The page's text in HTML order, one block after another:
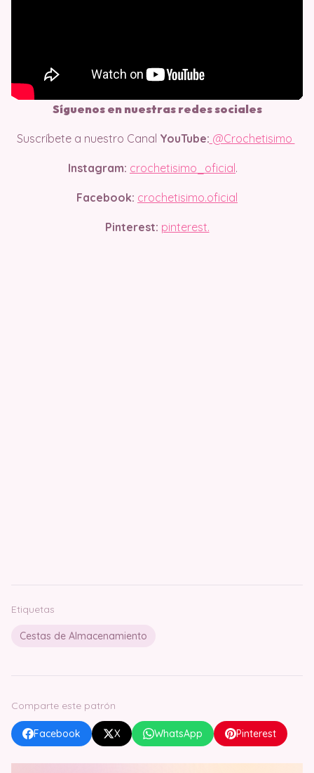
Síguenos en nuestras redes sociales
Suscríbete a nuestro Canal YouTube: @Crochetisimo
Instagram: crochetisimo_oficial .
Facebook: crochetisimo.oficial
Pinterest: pinterest.
Etiquetas
Cestas de Almacenamiento
Comparte este patrón
Facebook X WhatsApp Pinterest